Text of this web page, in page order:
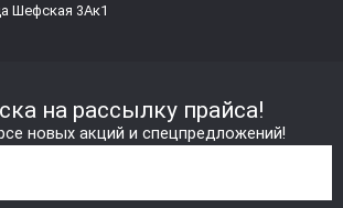
Шефская 3Ак1
на рассылку прайса!
новых акций и спецпредложений!